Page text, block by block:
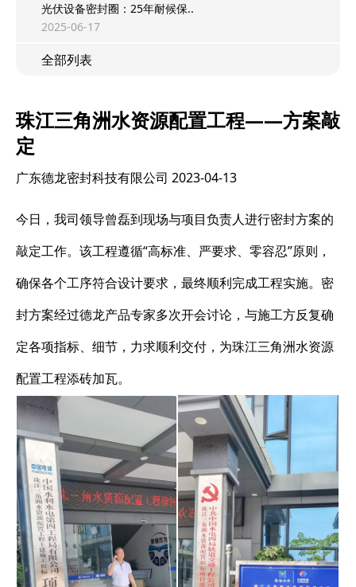
光伏设备密封圈：25年耐候保..
2025-06-17
全部列表
珠江三角洲水资源配置工程——方案敲
定
广东德龙密封科技有限公司 2023-04-13
今日，我司领导曾磊到现场与项目负责人进行密封方案的
敲定工作。该工程遵循“高标准、严要求、零容忍”原则，
确保各个工序符合设计要求，最终顺利完成工程实施。密
封方案经过德龙产品专家多次开会讨论，与施工方反复确
定各项指标、细节，力求顺利交付，为珠江三角洲水资源
配置工程添砖加瓦。